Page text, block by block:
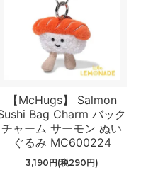
【McHugs】 Salmon
Bag Charm バック
チャーム サーモン ぬい
ぐるみ MC600224
3,190円(税290円)